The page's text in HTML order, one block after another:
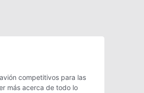
competitivos para las
más acerca de todo lo